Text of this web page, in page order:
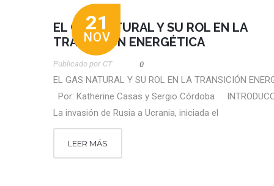
21
NOV
EL GAS NATURAL Y SU ROL EN LA
TRANSICIÓN ENERGÉTICA
Publicado por CT 0
EL GAS NATURAL Y SU ROL EN LA TRANSICIÓN
Por: Katherine Casas y Sergio Córdoba
La invasión de Rusia a Ucrania, iniciada el
LEER MÁS